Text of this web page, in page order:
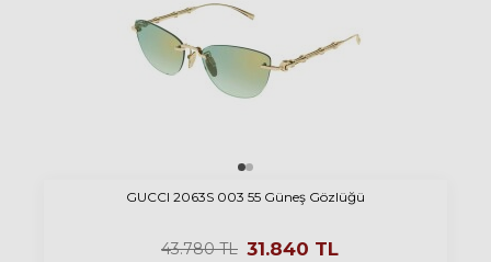
GUCCI 2063S 003 55 Güneş Gözlüğü
43.780TL 31.840 TL